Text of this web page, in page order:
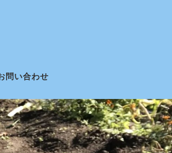
問い合わせ